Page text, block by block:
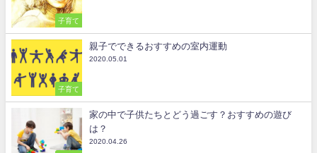
子育て
子育て
親子でできるおすすめの室内運動
2020.05.01
家の中で子供たちとどう過ごす？おすすめの遊び
は？
2020.04.26